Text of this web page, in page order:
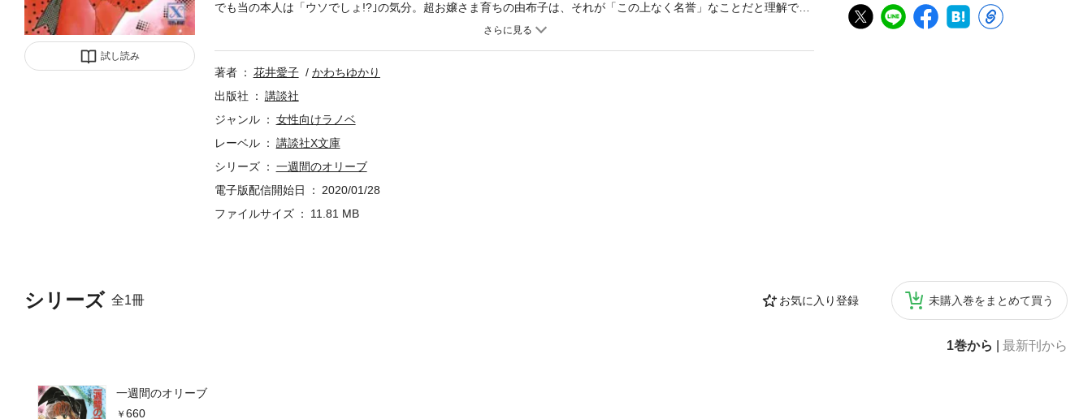
試し読み
シリーズ 全1冊 お気に入り登録 未購入巻をまとめて買う
1巻から 最新刊から
一週間のオリーブ
660
でも当の本人は「ウソでしょ!?｣の気分。超お嬢さま育ちの由布子は、それが「この上なく名誉」なことだと理解でき
るが「まだフツーの青春していない!!」戸惑いのほうが大きかった。由布子は、友人たちの協力を得て「１週間だけ」
レに真実を告げる？ それとも？ ときめきながら悩む由布子が選んだ「自分の未来」は!? ●作品MEMO；昭和62（1
987)年４月の花井愛子、講談社Ｘ文庫ティーンズハート第１作。Ｘ文庫では10代向けノベライズ作品を数点発表して
なった花井愛子は、本業のコピーライター経験に基づいて、自作に限り、通常編集者が手がける装丁のクリエイティ
ブディレクションやオビのコピーを自ら行なった。イラストレーションのかわちゆかりとは、すでに『少女フレン
ド』の原作者とマンガ家でタッグを組んでいた、いわば気心の知れた仲。当時10代女子の読者に絶大な人気だったか
ンズハート電子版では「WELCOMEBACK」をキーワードに昭和平成のヒット作品を順次収録、展開予定。その第１
弾配信が、花井愛子の10作『1週間のオリーブ』『山田ババアに花束を』『またたびハウスSTORY』『ジュリエット
著者 花井愛子
かわちゆかり
出版社
講談社
ジャンル
女性向けラノベ
レーベル
講談社X文庫
シリーズ
一週間のオリーブ
電子版配信開始日
2020/01/28
ファイルサイズ
11.81 MB